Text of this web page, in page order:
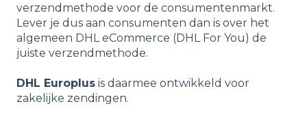
verzendmethode voor de consumentenmarkt.
Lever je dus aan consumenten dan is over het
algemeen DHL eCommerce (DHL For You) de
juiste verzendmethode.
DHL Europlus is daarmee ontwikkeld voor
zakelijke zendingen.